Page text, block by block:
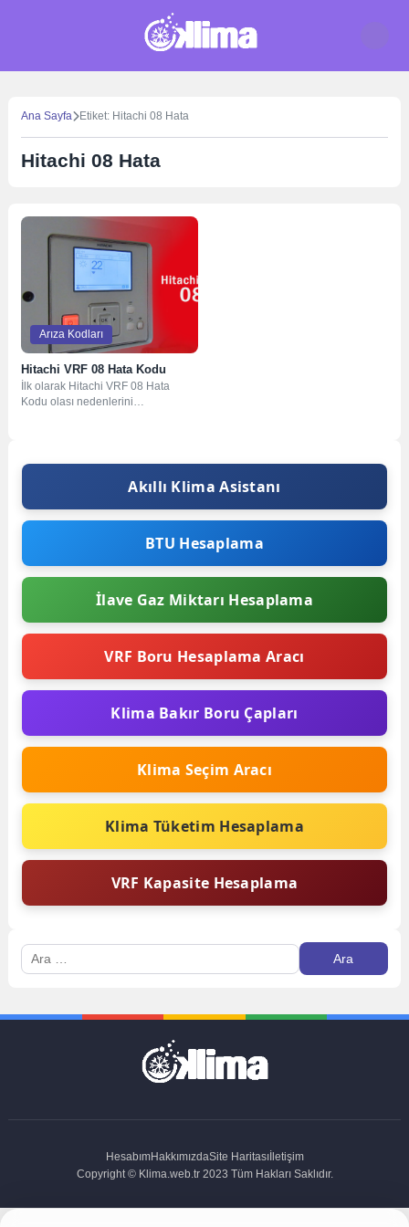
Ana Sayfa Etiket: Hitachi 08 Hata
Hitachi 08 Hata
Arıza Kodları
Hitachi VRF 08 Hata Kodu
İlk olarak Hitachi VRF 08 Hata
Kodu olası nedenlerini
Akıllı Klima Asistanı
BTU Hesaplama
İlave Gaz Miktarı Hesaplama
VRF Boru Hesaplama Aracı
Klima Bakır Boru Çapları
Klima Seçim Aracı
Klima Tüketim Hesaplama
VRF Kapasite Hesaplama
Arama:
HesabımHakkımızdaSite Haritasıİletişim
Copyright © Klima.web.tr 2023 Tüm Hakları Saklıdır.